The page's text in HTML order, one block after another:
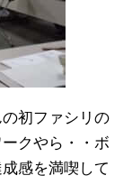
初ファシリの
クやら・・ボ
感を満喫して